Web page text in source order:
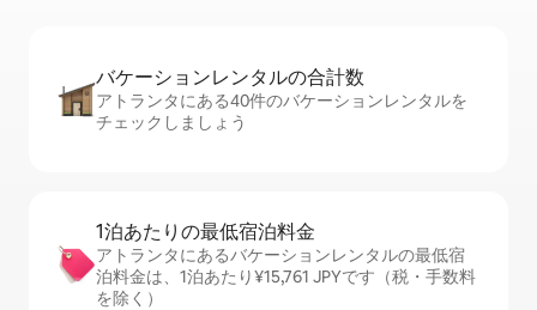
バケーションレ⁠ン⁠タ⁠ル⁠の合⁠計⁠数
アトランタにある40件のバケーションレンタルを
チェックしましょう
1泊あたりの最⁠低⁠宿⁠泊⁠料⁠金
アトランタにあるバケーションレンタルの最低宿
泊料金は、1泊あたり¥15,761 JPYです（税・手数料
を除く）